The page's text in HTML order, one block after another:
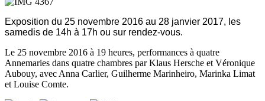
Exposition du 25 novembre 2016 au 28 janvier 2017, les
samedis de 14h à 17h ou sur rendez-vous.
Le 25 novembre 2016 à 19 heures, performances à quatre
Annemaries dans quatre chambres par Klaus Hersche et Véronique
Aubouy, avec Anna Carlier, Guilherme Marinheiro, Marinka Limat
et Louise Comte.